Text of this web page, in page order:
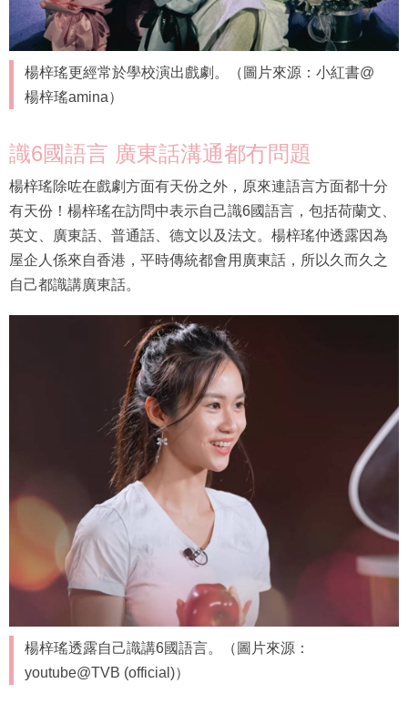
楊梓瑤更經常於學校演出戲劇。（圖片來源：小紅書@
楊梓瑤amina）
識6國語言 廣東話溝通都冇問題
楊梓瑤除咗在戲劇方面有天份之外，原來連語言方面都十分
有天份！楊梓瑤在訪問中表示自己識6國語言，包括荷蘭文、
英文、廣東話、普通話、德文以及法文。楊梓瑤仲透露因為
屋企人係來自香港，平時傳統都會用廣東話，所以久而久之
自己都識講廣東話。
楊梓瑤透露自己識講6國語言。（圖片來源：
youtube@TVB (official)）